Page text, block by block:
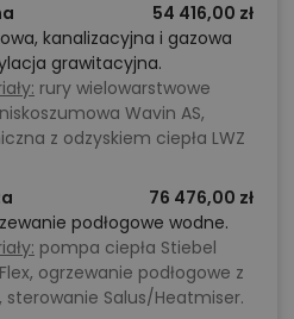
54 416,00 zł
kanalizacyjna i gazowa
grawitacyjna.
rury wielowarstwowe
Wavin AS,
z odzyskiem ciepła LWZ
76 476,00 zł
podłogowe wodne.
pompa ciepła Stiebel
ogrzewanie podłogowe z
sterowanie Salus/Heatmiser.